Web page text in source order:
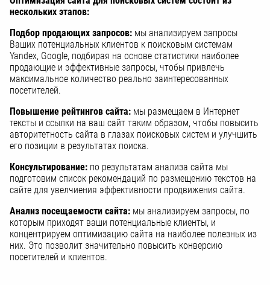
нескольких этапов:
Подбор продающих запросов: мы анализируем запросы
Ваших потенциальных клиентов к поисковым системам
Yandex, Google, подбирая на основе статистики наиболее
продающие и эффективные запросы, чтобы привлечь
максимальное количество реально заинтересованных
посетителей.
Повышение рейтингов сайта: мы размещаем в Интернет
тексты и ссылки на ваш сайт таким образом, чтобы повысить
авторитетность сайта в глазах поисковых систем и улучшить
его позиции в результатах поиска.
Консультирование: по результатам анализа сайта мы
подготовим список рекомендаций по размещению текстов на
сайте для увелчиения эффективности продвижения сайта.
Анализ посещаемости сайта: мы анализируем запросы, по
которым приходят ваши потенциальные клиенты, и
концентрируем оптимизацию сайта на наиболее полезных из
них. Это позволит значительно повысить конверсию
посетителей и клиентов.